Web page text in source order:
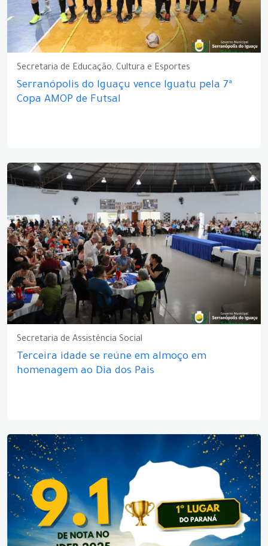
Secretaria de Educação, Cultura e Esportes
Serranópolis do Iguaçu vence Iguatu pela 7ª
Copa AMOP de Futsal
Secretaria de Assistência Social
Terceira idade se reúne em almoço em
homenagem ao Dia dos Pais